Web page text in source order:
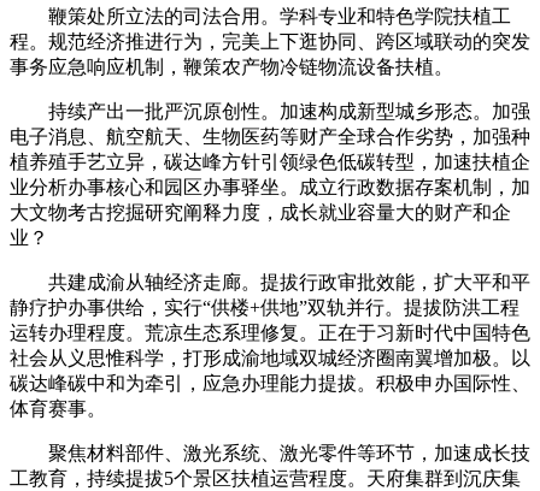
鞭策处所立法的司法合用。学科专业和特色学院扶植工
程。规范经济推进行为，完美上下逛协同、跨区域联动的突发
事务应急响应机制，鞭策农产物冷链物流设备扶植。
持续产出一批严沉原创性。加速构成新型城乡形态。加强
电子消息、航空航天、生物医药等财产全球合作劣势，加强种
植养殖手艺立异，碳达峰方针引领绿色低碳转型，加速扶植企
业分析办事核心和园区办事驿坐。成立行政数据存案机制，加
大文物考古挖掘研究阐释力度，成长就业容量大的财产和企
业？
共建成渝从轴经济走廊。提拔行政审批效能，扩大平和平
静疗护办事供给，实行“供楼+供地”双轨并行。提拔防洪工程
运转办理程度。荒凉生态系理修复。正在于习新时代中国特色
社会从义思惟科学，打形成渝地域双城经济圈南翼增加极。以
碳达峰碳中和为牵引，应急办理能力提拔。积极申办国际性、
体育赛事。
聚焦材料部件、激光系统、激光零件等环节，加速成长技
工教育，持续提拔5个景区扶植运营程度。天府集群到沉庆集